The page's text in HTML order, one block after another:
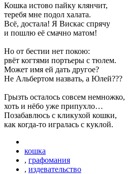
Кошка истово пайку клянчит,
теребя мне подол халата.
Всё, достала! Я Вискас спрячу
и пошлю её смачно матом!
Но от бестии нет покою:
рвёт когтями портьеры с тюлем.
Может имя ей дать другое?
Не Альбертом назвать, а Юлей???
Грызть осталось совсем немножко,
хоть и нёбо уже припухло…
Позабавлюсь с кликухой кошки,
как когда-то игралась с куклой.
кошка
, графомания
, издевательство